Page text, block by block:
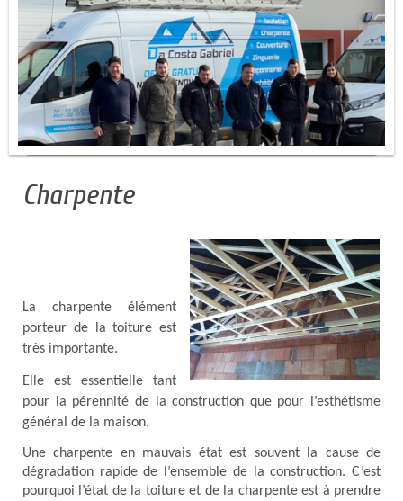
Charpente
La charpente élément
porteur de la toiture est
très importante.
Elle est essentielle tant
pour la pérennité de la construction que pour l’esthétisme
général de la maison.
Une charpente en mauvais état est souvent la cause de
dégradation rapide de l’ensemble de la construction. C’est
pourquoi l’état de la toiture et de la charpente est à prendre